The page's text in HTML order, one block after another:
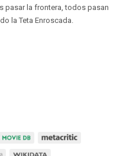
pasar la frontera, todos pasan
la Teta Enroscada.